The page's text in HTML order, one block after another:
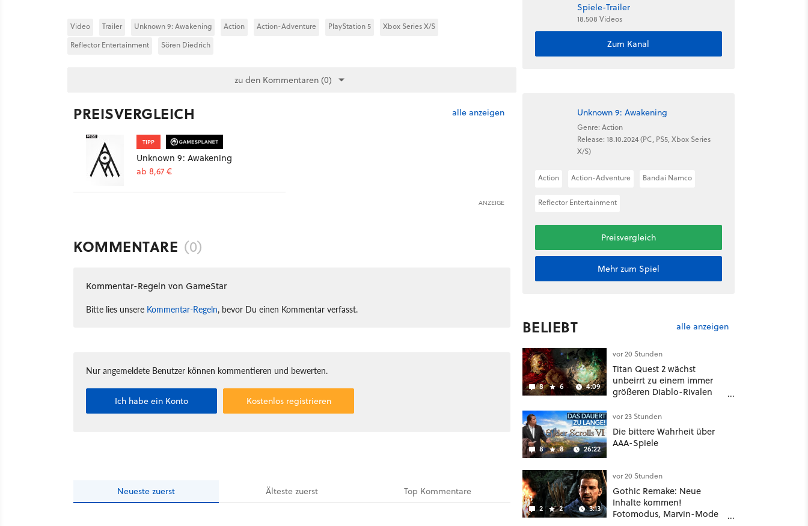
Video Trailer Unknown 9: Awakening Action Action-Adventure PlayStation 5
Xbox Series X/S
Reflector Entertainment
Sören Diedrich
zu den Kommentaren (0)
PREISVERGLEICH alle anzeigen
TIPP
Unknown 9: Awakening
ab 8,67 €
ANZEIGE
KOMMENTARE (0)
Kommentar-Regeln von GameStar
Bitte lies unsere Kommentar-Regeln, bevor Du einen Kommentar verfasst.
Nur angemeldete Benutzer können kommentieren und bewerten.
Ich habe ein Konto Kostenlos registrieren
Neueste zuerst Ältestezuerst Top Kommentare
Spiele-Trailer
18.508 Videos
Zum Kanal
Unknown 9: Awakening
Genre: Action
Release: 18.10.2024 (PC, PS5, Xbox Series
X/S)
Action Action-Adventure Bandai Namco
Reflector Entertainment
Preisvergleich
Mehr zum Spiel
BELIEBT alle anzeigen
8 6 4:09
vor 20 Stunden
Titan Quest 2 wächst
unbeirrt zu einem immer
größeren Diablo-Rivalen
sogar eine richtige
Beschwörer-Klasse
8 8 26:22
vor 23 Stunden
Die bittere Wahrheit über
AAA-Spiele
2 2 3:13
vor 20 Stunden
Gothic Remake: Neue
Inhalte kommen!
Fotomodus, Marvin-Mode